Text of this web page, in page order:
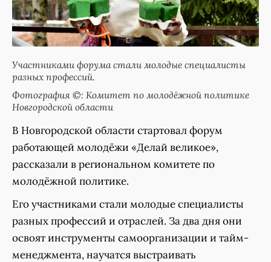
Участниками форума стали молодые специалисты
разных профессий.
Фотография ©: Комитет по молодёжной политике
Новгородской области
В Новгородской области стартовал форум
работающей молодёжи «Делай великое»,
рассказали в региональном комитете по
молодёжной политике.
Его участниками стали молодые специалисты
разных профессий и отраслей. За два дня они
освоят инструменты самоорганизации и тайм-
менеджмента, научатся выстраивать